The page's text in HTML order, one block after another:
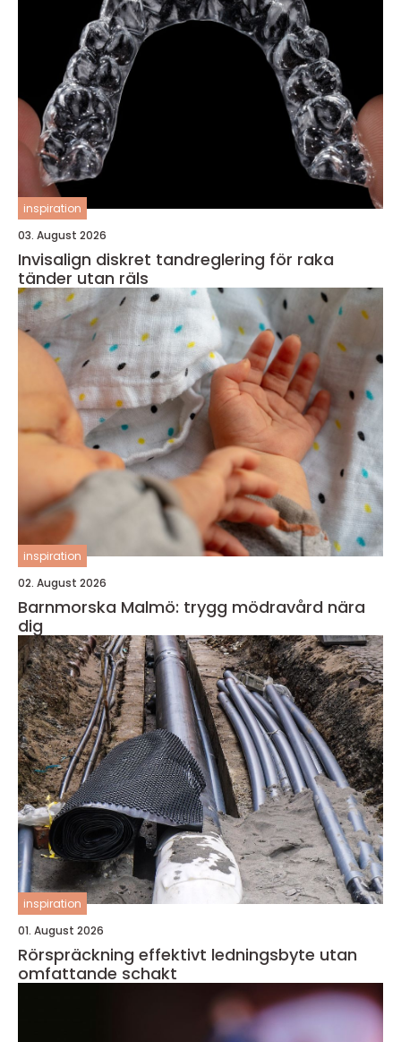
inspiration
03. August 2026
Invisalign diskret tandreglering för raka
tänder utan räls
inspiration
02. August 2026
Barnmorska Malmö: trygg mödravård nära
dig
inspiration
01. August 2026
Rörspräckning effektivt ledningsbyte utan
omfattande schakt